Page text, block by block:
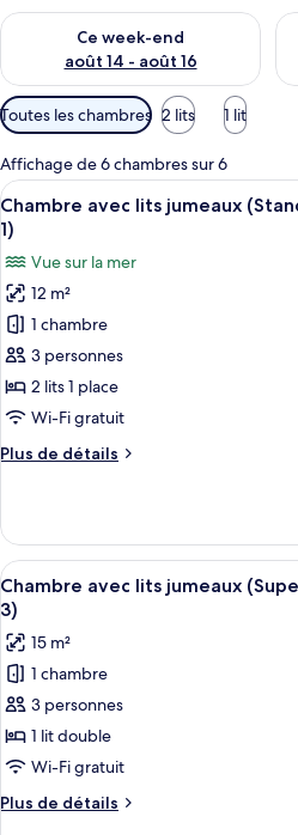
Ce week-end
août 14 - août 16
Vérifier la disponibilité pour ce
Filtres
disponibles
pour
les
chambres
Toutes les chambres 2 lits 1 lit
Affichage de 6 chambres sur 6
Afficher
toutes
les
photos
pour
ce
type
de
chambre :
avec
(Standard
Double
Room
-
Soba
1)
4
Chambre avec lits jumeaux
1)
Vue sur la mer
12 m²
1 chambre
3 personnes
2 lits 1 place
Wi-Fi gratuit
Plus de détails
Plus
le
type
de
chambre
Chambre
avec
lits
jumeaux
(Standard
Double
Soba
1)
Afficher
toutes
les
photos
pour
ce
type
de
chambre :
Chambre
20
Chambre avec lits jumeaux
3)
15 m²
1 chambre
3 personnes
1 lit double
Wi-Fi gratuit
Plus de détails
Plus